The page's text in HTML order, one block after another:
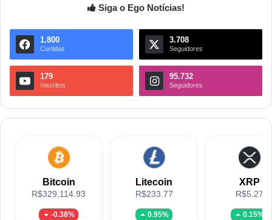
Siga o Ego Notícias!
1.800
Curtidas
3.708
Seguidores
179
Inscritos
95.732
Seguidores
Bitcoin
R$329,114.93
-0.38%
Litecoin
R$233.77
0.95%
XRP
R$5.27
0.15%